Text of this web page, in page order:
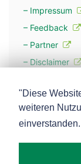
– Impressum
– Feedback
– Partner
– Disclaimer
– Werbung
– Mehr über
"Diese
weiteren